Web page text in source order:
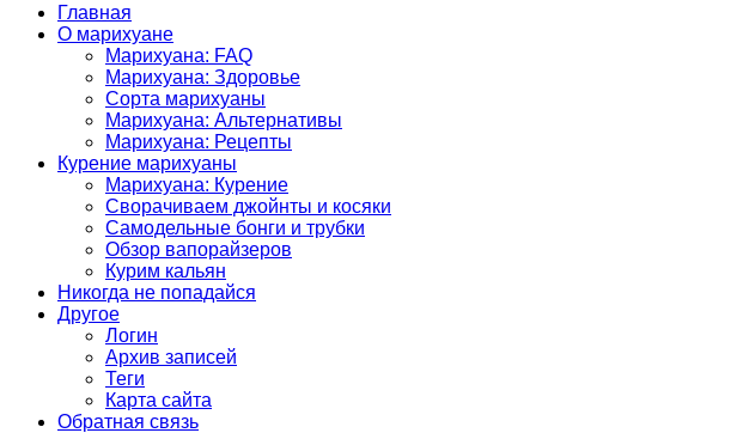
Главная
О марихуане
Марихуана: FAQ
Марихуана: Здоровье
Сорта марихуаны
Марихуана: Альтернативы
Марихуана: Рецепты
Курение марихуаны
Марихуана: Курение
Сворачиваем джойнты и косяки
Самодельные бонги и трубки
Обзор вапорайзеров
Курим кальян
Никогда не попадайся
Другое
Логин
Архив записей
Теги
Карта сайта
Обратная связь